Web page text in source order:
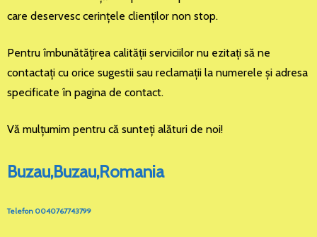
care deservesc cerinţele clienţilor non stop.
Pentru îmbunătăţirea calităţii serviciilor nu ezitaţi să ne
contactaţi cu orice sugestii sau reclamaţii la numerele şi adresa
specificate în pagina de contact.
Vă mulţumim pentru că sunteţi alături de noi!
Buzau,Buzau,Romania
Telefon 0040767743799